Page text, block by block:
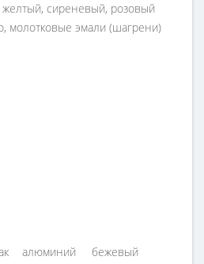
сиреневый, розовый
молотковые эмали (шагрени)
алюминий бежевый